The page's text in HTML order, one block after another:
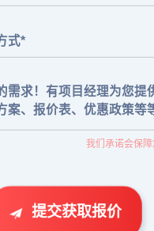
我们承诺会保
提交获取报价
朱先生留言：制砂机3000吨一套多
张先生留言：碎石机有几种型号？碎石机械设备一套
武先生留言：年产100万吨机制砂，用什
王先生留言：建一条石料破碎生产线，规模300吨/小时，提供设备选